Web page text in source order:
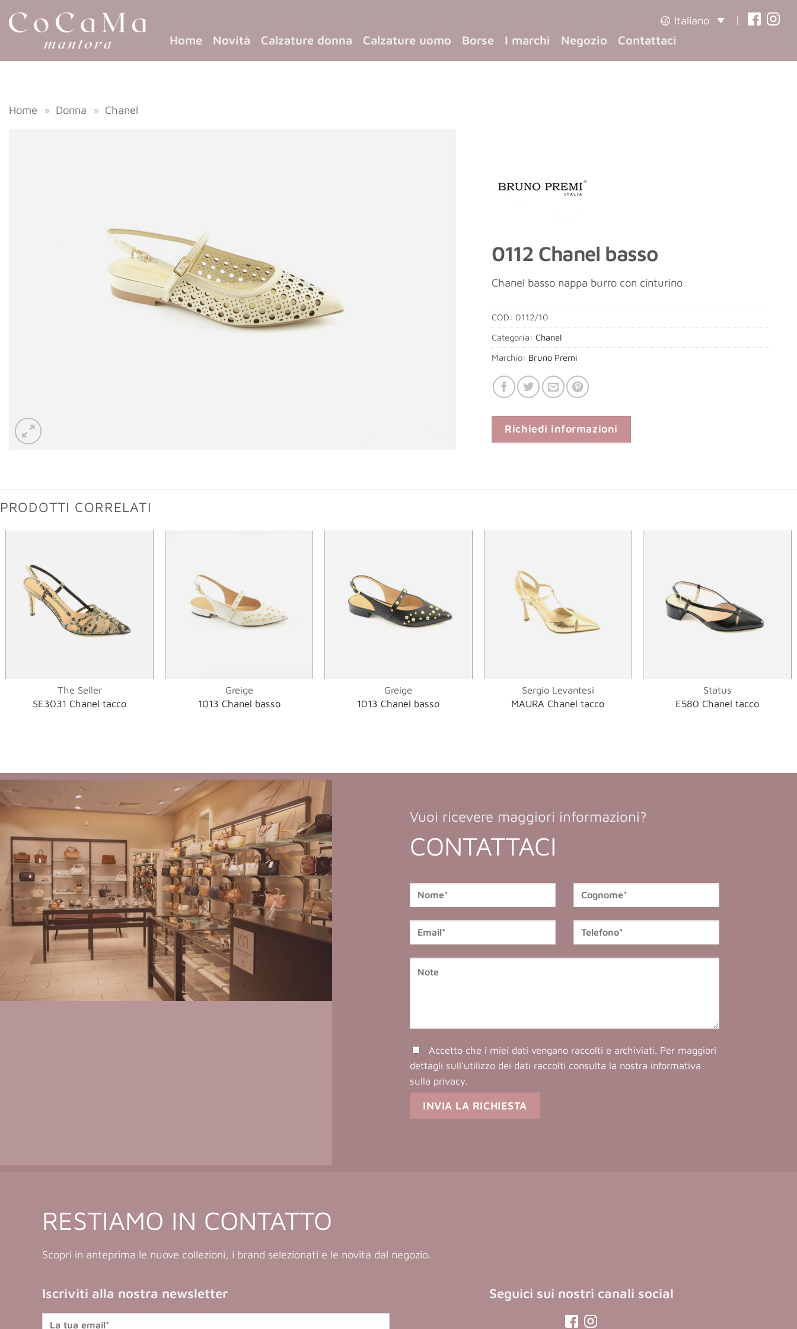
Italiano
|
Home Novità Calzature donna Calzature uomo Borse I marchi Negozio Contattaci
Home » Donna » Chanel
0112 Chanel basso
Chanel basso nappa burro con cinturino
COD: 0112/10
Categoria: Chanel
Marchio: Bruno Premi
Richiedi informazioni
PRODOTTI CORRELATI
The Seller
SE3031 Chanel tacco
Greige
1013 Chanel basso
Greige
1013 Chanel basso
Sergio Levantesi
MAURA Chanel tacco
Status
E580 Chanel tacco
Vuoi ricevere maggiori informazioni?
CONTATTACI
Accetto che i miei dati vengano raccolti e archiviati. Per maggiori
dettagli sull'utilizzo dei dati raccolti consulta la nostra informativa
sulla privacy.
RESTIAMO IN CONTATTO
Scopri in anteprima le nuove collezioni, i brand selezionati e le novità dal negozio.
Iscriviti alla nostra newsletter Seguici sui nostri canali social